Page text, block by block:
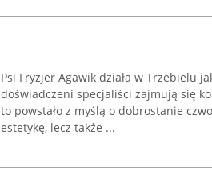
Psi Fryzjer Agawik działa w Trzebielu
doświadczeni specjaliści zajmują się
to powstało z myślą o dobrostanie
estetykę, lecz także ...